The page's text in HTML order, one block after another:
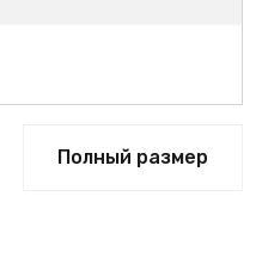
Полный размер